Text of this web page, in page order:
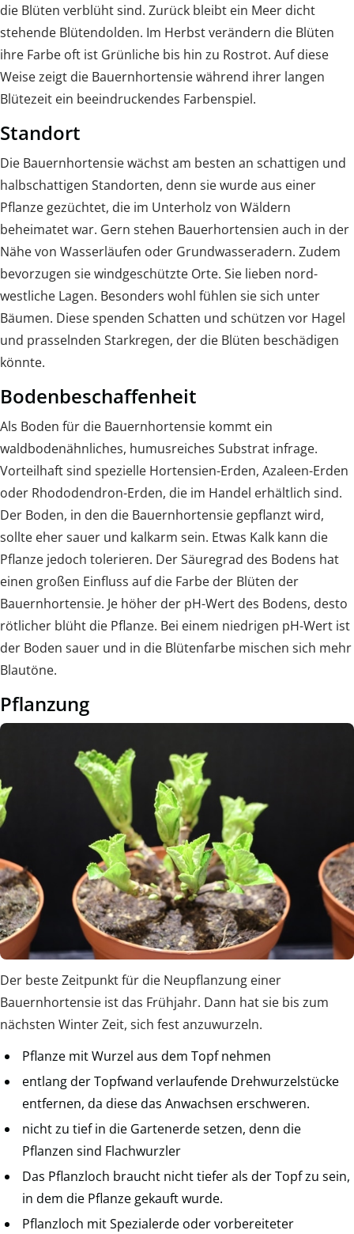
die Blüten verblüht sind. Zurück bleibt ein Meer dicht
stehende Blütendolden. Im Herbst verändern die Blüten
ihre Farbe oft ist Grünliche bis hin zu Rostrot. Auf diese
Weise zeigt die Bauernhortensie während ihrer langen
Blütezeit ein beeindruckendes Farbenspiel.
Standort
Die Bauernhortensie wächst am besten an schattigen und
halbschattigen Standorten, denn sie wurde aus einer
Pflanze gezüchtet, die im Unterholz von Wäldern
beheimatet war. Gern stehen Bauerhortensien auch in der
Nähe von Wasserläufen oder Grundwasseradern. Zudem
bevorzugen sie windgeschützte Orte. Sie lieben nord-
westliche Lagen. Besonders wohl fühlen sie sich unter
Bäumen. Diese spenden Schatten und schützen vor Hagel
und prasselnden Starkregen, der die Blüten beschädigen
könnte.
Bodenbeschaffenheit
Als Boden für die Bauernhortensie kommt ein
waldbodenähnliches, humusreiches Substrat infrage.
Vorteilhaft sind spezielle Hortensien-Erden, Azaleen-Erden
oder Rhododendron-Erden, die im Handel erhältlich sind.
Der Boden, in den die Bauernhortensie gepflanzt wird,
sollte eher sauer und kalkarm sein. Etwas Kalk kann die
Pflanze jedoch tolerieren. Der Säuregrad des Bodens hat
einen großen Einfluss auf die Farbe der Blüten der
Bauernhortensie. Je höher der pH-Wert des Bodens, desto
rötlicher blüht die Pflanze. Bei einem niedrigen pH-Wert ist
der Boden sauer und in die Blütenfarbe mischen sich mehr
Blautöne.
Pflanzung
Der beste Zeitpunkt für die Neupflanzung einer
Bauernhortensie ist das Frühjahr. Dann hat sie bis zum
nächsten Winter Zeit, sich fest anzuwurzeln.
Pflanze mit Wurzel aus dem Topf nehmen
entlang der Topfwand verlaufende Drehwurzelstücke
entfernen, da diese das Anwachsen erschweren.
nicht zu tief in die Gartenerde setzen, denn die
Pflanzen sind Flachwurzler
Das Pflanzloch braucht nicht tiefer als der Topf zu sein,
in dem die Pflanze gekauft wurde.
Pflanzloch mit Spezialerde oder vorbereiteter